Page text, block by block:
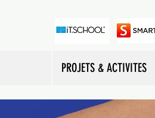
PROJETS & ACTIVITES